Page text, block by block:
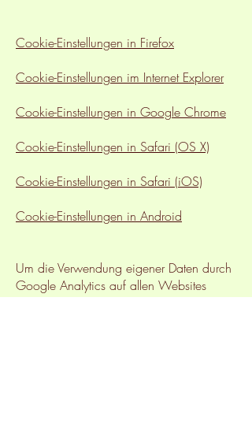
Cookie-Einstellungen in Firefox
Cookie-Einstellungen im Internet Explorer
Cookie-Einstellungen in Google Chrome
Cookie-Einstellungen in Safari (OS X)
Cookie-Einstellungen in Safari (iOS)
Cookie-Einstellungen in Android
Um die Verwendung eigener Daten durch
Google Analytics auf allen Websites
abzulehnen und zu verhindern, bestehen